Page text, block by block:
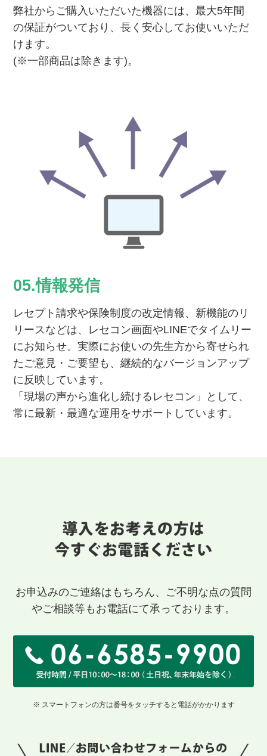
弊社からご購入いただいた機器には、最大5年間
の保証がついており、長く安心してお使いいただ
けます。
(※一部商品は除きます)。
05.情報発信
レセプト請求や保険制度の改定情報、新機能のリ
リースなどは、レセコン画面やLINEでタイムリー
にお知らせ。実際にお使いの先生方から寄せられ
たご意見・ご要望も、継続的なバージョンアップ
に反映しています。
「現場の声から進化し続けるレセコン」として、
常に最新・最適な運用をサポートしています。
お申込みのご連絡はもちろん、ご不明な点の質問
やご相談等もお電話にて承っております。
※ スマートフォンの方は番号をタッチすると電話がかかります